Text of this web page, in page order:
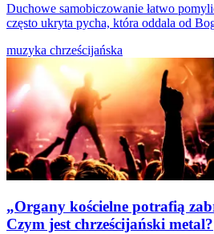
Duchowe samobiczowanie łatwo
często ukryta pycha, która oddala od
muzyka chrześcijańska
„Organy kościelne potrafią
Czym jest chrześcijański metal?